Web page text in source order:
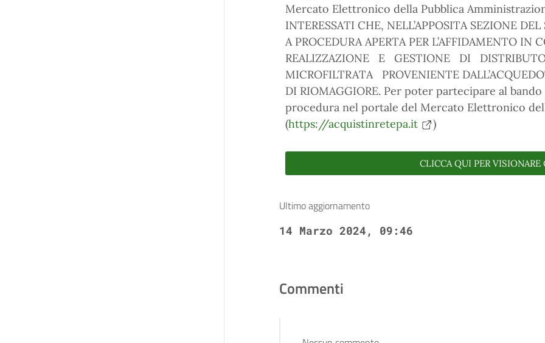
Mercato Elettronico della Pubblica
INTERESSATI CHE, NELL’APPOSITA SEZIONE
A PROCEDURA APERTA PER L’AFFIDAMENTO IN
REALIZZAZIONE E GESTIONE DI
MICROFILTRATA PROVENIENTE
DI RIOMAGGIORE. Per poter partecipare al
procedura nel portale del Mercato Elettronico
(https://acquistinretepa.it )
CLICCA QUI PER
Ultimo aggiornamento
14 Marzo 2024, 09:46
Commenti